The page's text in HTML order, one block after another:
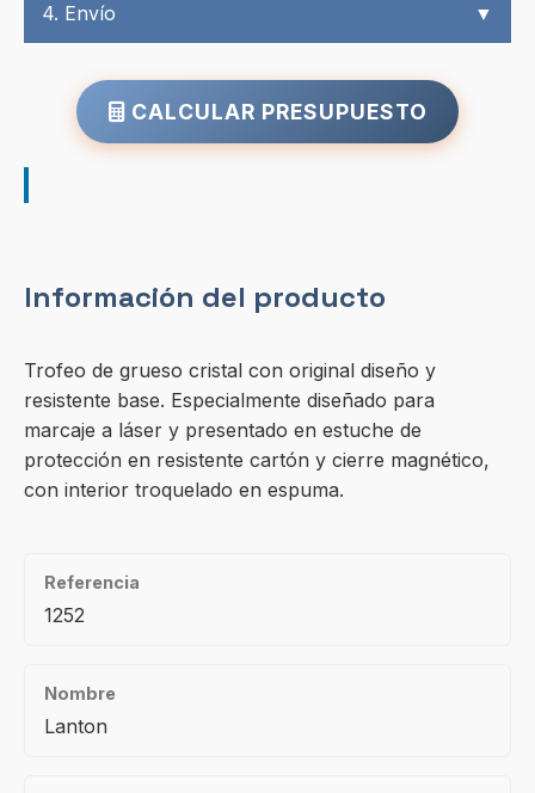
4. Envío ▼
CALCULAR PRESUPUESTO
Información del producto
Trofeo de grueso cristal con original diseño y
resistente base. Especialmente diseñado para
marcaje a láser y presentado en estuche de
protección en resistente cartón y cierre magnético,
con interior troquelado en espuma.
Referencia
1252
Nombre
Lanton